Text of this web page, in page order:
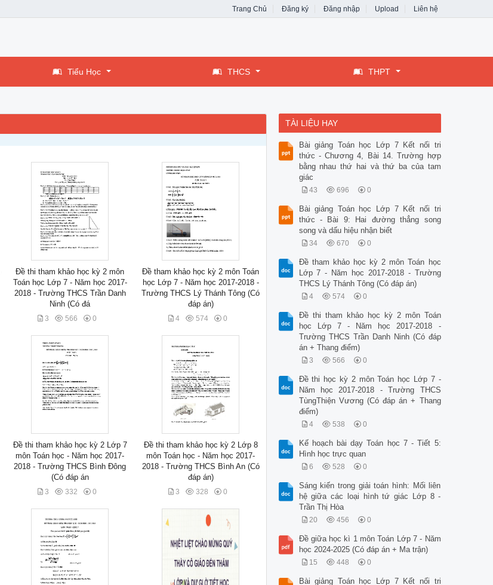
Trang Chủ Đăng ký Đăng nhập Upload Liên hệ
Tiểu Học THCS THPT
Đề thi tham khảo học kỳ 2 môn
Toán học Lớp 7 - Năm học 2017-
2018 - Trường THCS Trần Danh
Ninh (Có đá
3 566 0
Đề tham khảo học kỳ 2 môn Toán
học Lớp 7 - Năm học 2017-2018 -
Trường THCS Lý Thánh Tông (Có
đáp án)
4 574 0
Đề thi tham khảo học kỳ 2 Lớp 7
môn Toán học - Năm học 2017-
2018 - Trường THCS Bình Đông
(Có đáp án
3 332 0
Đề thi tham khảo học kỳ 2 Lớp 8
môn Toán học - Năm học 2017-
2018 - Trường THCS Bình An (Có
đáp án)
3 328 0
TÀI LIỆU HAY
Bài giảng Toán học Lớp 7 Kết nối tri
thức - Chương 4, Bài 14. Trường hợp
bằng nhau thứ hai và thứ ba của tam
giác
43 696 0
Bài giảng Toán học Lớp 7 Kết nối tri
thức - Bài 9: Hai đường thẳng song
song và dấu hiệu nhận biết
34 670 0
Đề tham khảo học kỳ 2 môn Toán học
Lớp 7 - Năm học 2017-2018 - Trường
THCS Lý Thánh Tông (Có đáp án)
4 574 0
Đề thi tham khảo học kỳ 2 môn Toán
học Lớp 7 - Năm học 2017-2018 -
Trường THCS Trần Danh Ninh (Có đáp
án + Thang điểm)
3 566 0
Đề thi học kỳ 2 môn Toán học Lớp 7 -
Năm học 2017-2018 - Trường THCS
TùngThiện Vương (Có đáp án + Thang
điểm)
4 538 0
Kế hoạch bài dạy Toán học 7 - Tiết 5:
Hình học trực quan
6 528 0
Sáng kiến trong giải toán hình: Mối liên
hệ giữa các loại hình tứ giác Lớp 8 -
Trần Thị Hòa
20 456 0
Đề giữa học kì 1 môn Toán Lớp 7 - Năm
học 2024-2025 (Có đáp án + Ma trận)
15 448 0
Bài giảng Toán học Lớp 7 Kết nối tri